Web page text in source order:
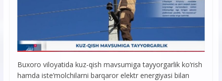
Buxoro viloyatida kuz-qish mavsumiga tayyorgarlik kо‘rish
hamda iste’molchilarni barqaror elektr energiyasi bilan